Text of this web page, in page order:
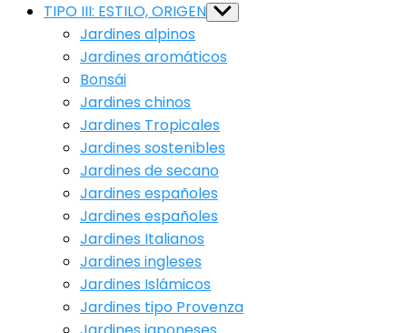
TIPO III: ESTILO, ORIGEN Show
sub
Jardines alpinos
Jardines aromáticos
Bonsái
Jardines chinos
Jardines Tropicales
Jardines sostenibles
Jardines de secano
Jardines españoles
Jardines españoles
Jardines Italianos
Jardines ingleses
Jardines Islámicos
Jardines tipo Provenza